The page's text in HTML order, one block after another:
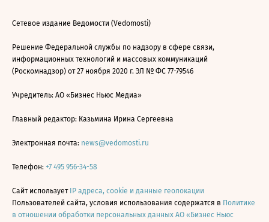
Сетевое издание Ведомости (Vedomosti)
Решение Федеральной службы по надзору в сфере связи,
информационных технологий и массовых коммуникаций
(Роскомнадзор) от 27 ноября 2020 г. ЭЛ № ФС 77-79546
Учредитель: АО «Бизнес Ньюс Медиа»
Главный редактор: Казьмина Ирина Сергеевна
Электронная почта: news@vedomosti.ru
Телефон: +7 495 956-34-58
Сайт использует IP адреса, cookie и данные геолокации
Пользователей сайта, условия использования содержатся в Политике
в отношении обработки персональных данных АО «Бизнес Ньюс